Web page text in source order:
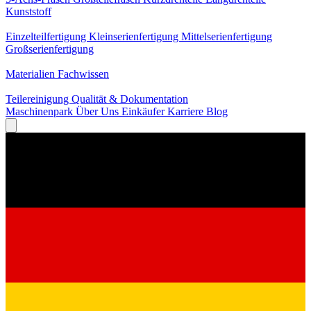
Kunststoff
Einzelteilfertigung Kleinserienfertigung Mittelserienfertigung
Großserienfertigung
Materialien Fachwissen
Teilereinigung Qualität & Dokumentation
Maschinenpark Über Uns EinkäuferKarriere Blog